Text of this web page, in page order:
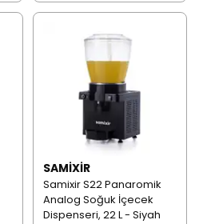
SAMIXIR
Samixir S22 Panaromik
Analog Soğuk İçecek
Dispenseri, 22 L - Siyah